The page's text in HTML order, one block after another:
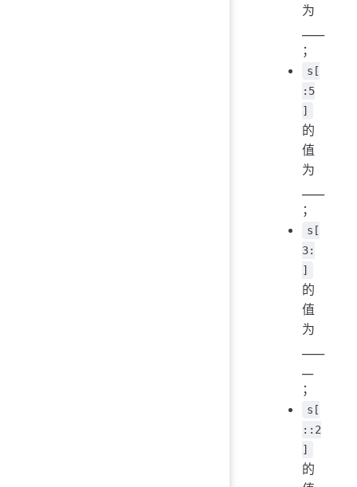
为
；
s[
:5
]
的
值
为
；
s[
3:
]
的
值
为
；
s[
::2
]
的